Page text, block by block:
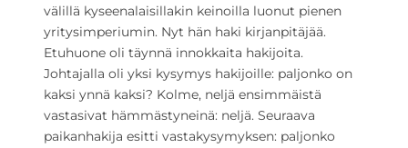
välillä kyseenalaisillakin keinoilla luonut pienen
yritysimperiumin. Nyt hän haki kirjanpitäjää.
Etuhuone oli täynnä innokkaita hakijoita.
Johtajalla oli yksi kysymys hakijoille: paljonko on
kaksi ynnä kaksi? Kolme, neljä ensimmäistä
vastasivat hämmästyneinä: neljä. Seuraava
paikanhakija esitti vastakysymyksen: paljonko